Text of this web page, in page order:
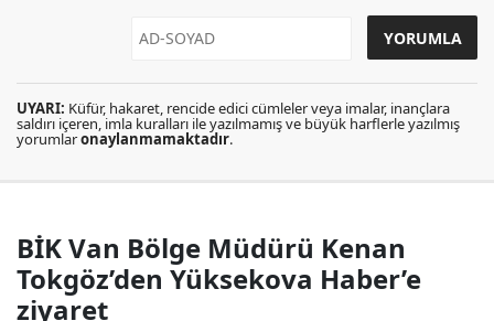
UYARI: Küfür, hakaret, rencide edici cümleler veya imalar, inançlara
saldırı içeren, imla kuralları ile yazılmamış ve büyük harflerle yazılmış
yorumlaronaylanmamaktadır.
BİK Van Bölge Müdürü Kenan
Tokgöz’den Yüksekova Haber’e
ziyaret